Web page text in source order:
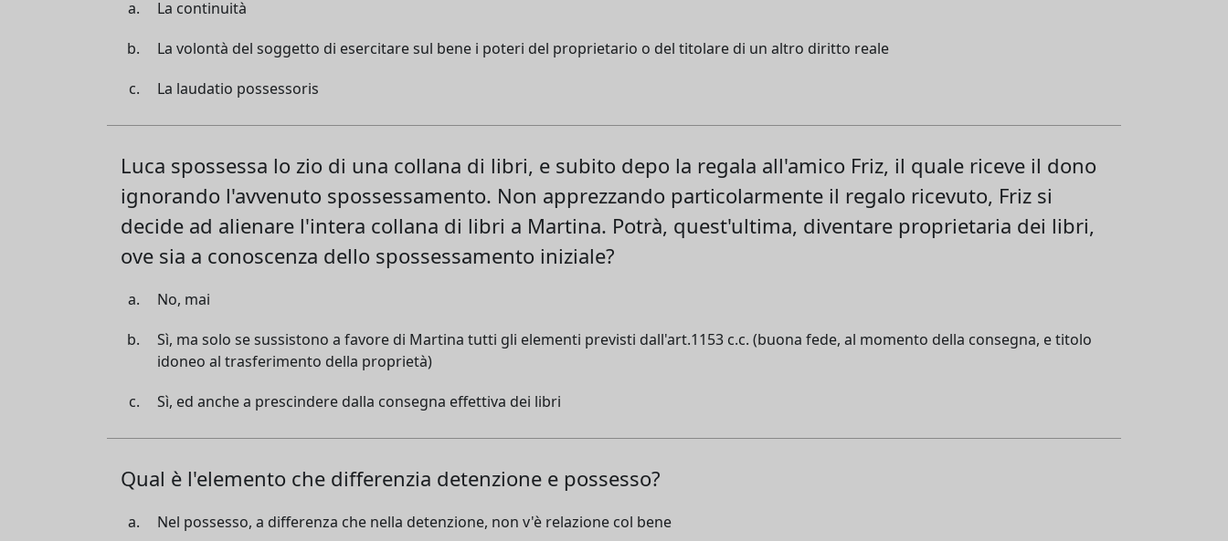
La continuità
La volontà del soggetto di esercitare sul bene i poteri del proprietario o del titolare di un altro diritto reale
La laudatio possessoris
Luca spossessa lo zio di una collana di libri, e subito depo la regala all'amico Friz, il quale riceve il dono
ignorando l'avvenuto spossessamento. Non apprezzando particolarmente il regalo ricevuto, Friz si
decide ad alienare l'intera collana di libri a Martina. Potrà, quest'ultima, diventare proprietaria dei libri,
ove sia a conoscenza dello spossessamento iniziale?
No, mai
Sì, ma solo se sussistono a favore di Martina tutti gli elementi previsti dall'art.1153 c.c. (buona fede, al momento della consegna, e titolo
idoneo al trasferimento della proprietà)
Sì, ed anche a prescindere dalla consegna effettiva dei libri
Qual è l'elemento che differenzia detenzione e possesso?
Nel possesso, a differenza che nella detenzione, non v'è relazione col bene